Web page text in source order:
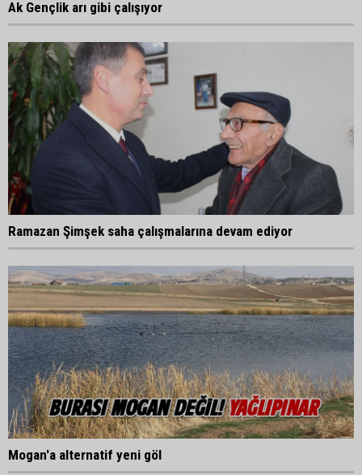
Ak Gençlik arı gibi çalışıyor
Ramazan Şimşek saha çalışmalarına devam ediyor
Mogan'a alternatif yeni göl